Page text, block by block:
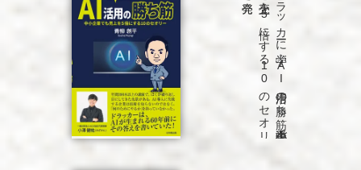
「ド
ラ
ッ
カ
ーに
学ぶ
A
I
活用の
勝ち
筋
中小企業で
も
売上を
5
倍に
す
る
1
0
の
セ
オ
リ
ー」
を